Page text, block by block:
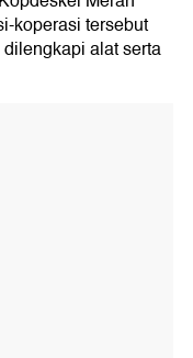
koperasi tersebut
alat serta